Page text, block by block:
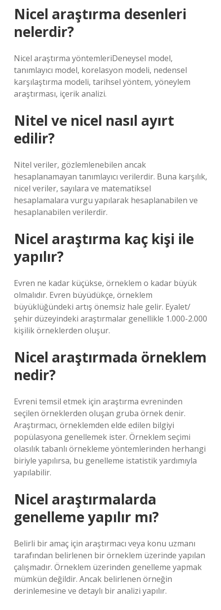
Nicel araştırma desenleri
nelerdir?
Nicel araştırma yöntemleriDeneysel model,
tanımlayıcı model, korelasyon modeli, nedensel
karşılaştırma modeli, tarihsel yöntem, yöneylem
araştırması, içerik analizi.
Nitel ve nicel nasıl ayırt
edilir?
Nitel veriler, gözlemlenebilen ancak
hesaplanamayan tanımlayıcı verilerdir. Buna karşılık,
nicel veriler, sayılara ve matematiksel
hesaplamalara vurgu yapılarak hesaplanabilen ve
hesaplanabilen verilerdir.
Nicel araştırma kaç kişi ile
yapılır?
Evren ne kadar küçükse, örneklem o kadar büyük
olmalıdır. Evren büyüdükçe, örneklem
büyüklüğündeki artış önemsiz hale gelir. Eyalet/
şehir düzeyindeki araştırmalar genellikle 1.000-2.000
kişilik örneklerden oluşur.
Nicel araştırmada örneklem
nedir?
Evreni temsil etmek için araştırma evreninden
seçilen örneklerden oluşan gruba örnek denir.
Araştırmacı, örneklemden elde edilen bilgiyi
popülasyona genellemek ister. Örneklem seçimi
olasılık tabanlı örnekleme yöntemlerinden herhangi
biriyle yapılırsa, bu genelleme istatistik yardımıyla
yapılabilir.
Nicel araştırmalarda
genelleme yapılır mı?
Belirli bir amaç için araştırmacı veya konu uzmanı
tarafından belirlenen bir örneklem üzerinde yapılan
çalışmadır. Örneklem üzerinden genelleme yapmak
mümkün değildir. Ancak belirlenen örneğin
derinlemesine ve detaylı bir analizi yapılır.